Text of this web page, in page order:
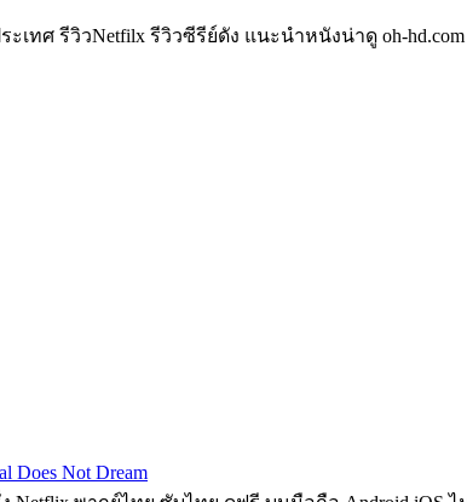
ทศ รีวิวNetfilx รีวิวซีรีย์ดัง แนะนำหนังน่าดู oh-hd.com
Not Dream